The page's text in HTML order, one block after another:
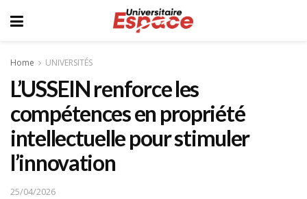
Home UNIVERSITÉS
L’USSEIN renforce les
compétences en propriété
intellectuelle pour stimuler
l’innovation
25/04/2026